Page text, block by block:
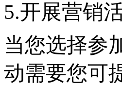
5.开展营销
当您选择参
动需要您可